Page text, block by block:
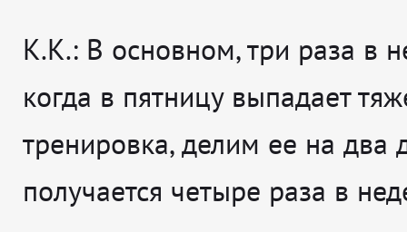
К.К.: В основном, три раза в
когда в пятницу выпадает
тренировка, делим ее на два
получается четыре раза в